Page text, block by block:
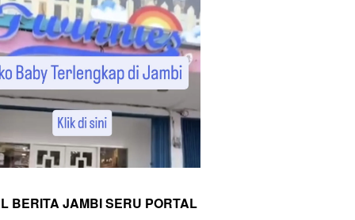
BERITA JAMBI SERU PORTAL